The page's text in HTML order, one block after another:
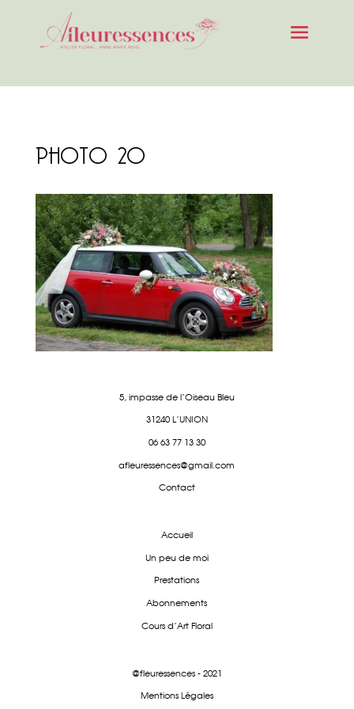
PHOTO 20
5, impasse de l'Oiseau Bleu
31240 L'UNION
06 63 77 13 30
afleuressences@gmail.com
Contact
Accueil
Un peu de moi
Prestations
Abonnements
Cours d'Art Floral
@fleuressences - 2021
Mentions Légales